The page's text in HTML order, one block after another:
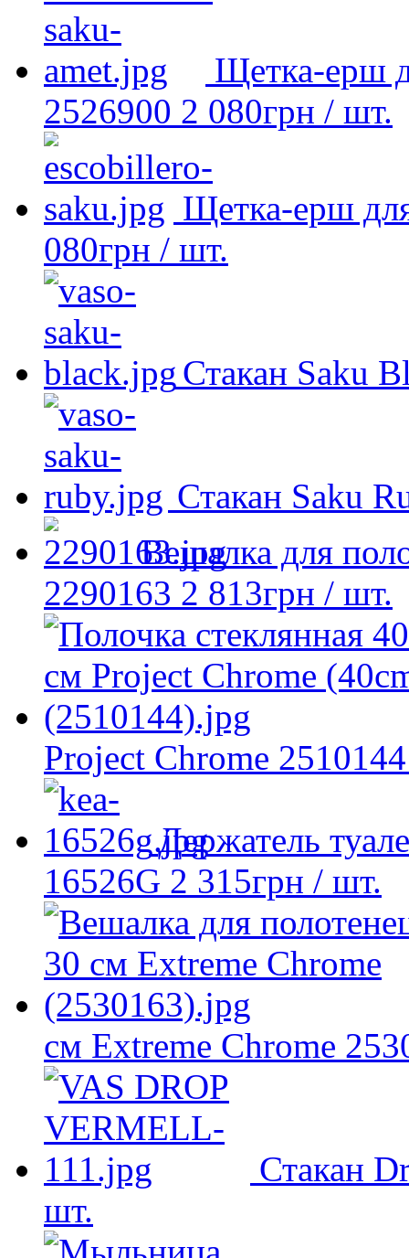
Щетка-ерш
2526900 2 080грн / шт.
Щетка-ерш
080грн / шт.
Стакан Saku
Стакан Saku
Вешалка для
2290163 2 813грн / шт.
Project Chrome 2510144
Держатель
16526G 2 315грн / шт.
см Extreme Chrome
Стакан
шт.